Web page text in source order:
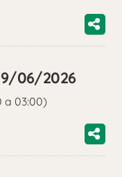
06/2026
a 03:00)